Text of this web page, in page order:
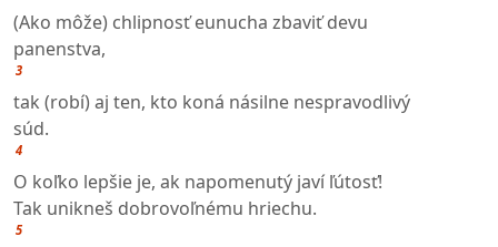
(Ako môže) chlipnosť eunucha zbaviť devu
panenstva,
3
tak (robí) aj ten, kto koná násilne nespravodlivý
súd.
4
O koľko lepšie je, ak napomenutý javí ľútosť!
Tak unikneš dobrovoľnému hriechu.
5